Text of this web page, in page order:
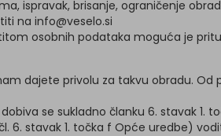
ispravak, brisanje, ograničenje
na info@veselo.si
osobnih podataka moguća je
dajete privolu za takvu obradu.
se sukladno članku 6. stavak
6. stavak 1. točka f Opće uredbe)